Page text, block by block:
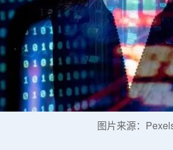
图片来源：